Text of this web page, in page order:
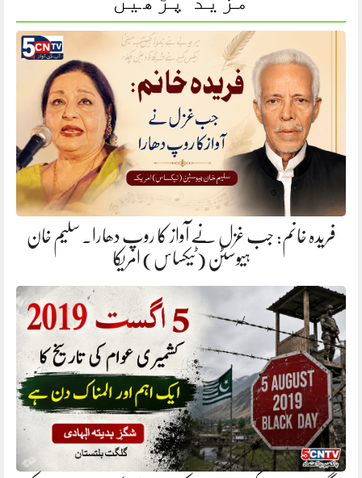
فریدہ خانم: جب غزل نے آواز کا روپ دھارا. سلیم خان
ہیوسٹن (ٹیکساس) امریکا